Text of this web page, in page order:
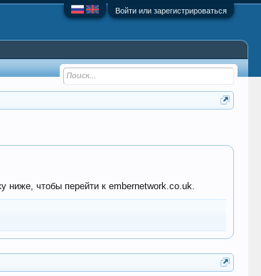
Войти или зарегистрироваться
ниже, чтобы перейти к embernetwork.co.uk.